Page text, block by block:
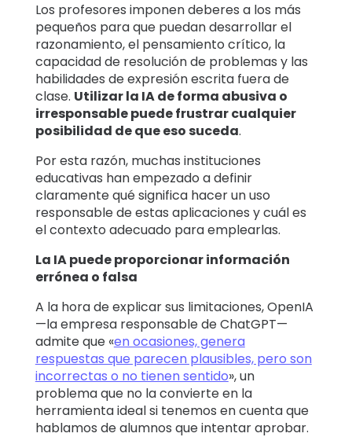
Los profesores imponen deberes a los más
pequeños para que puedan desarrollar el
razonamiento, el pensamiento crítico, la
capacidad de resolución de problemas y las
habilidades de expresión escrita fuera de
clase. Utilizar la IA de forma abusiva o
irresponsable puede frustrar cualquier
posibilidad de que eso suceda.
Por esta razón, muchas instituciones
educativas han empezado a definir
claramente qué significa hacer un uso
responsable de estas aplicaciones y cuál es
el contexto adecuado para emplearlas.
La IA puede proporcionar información
errónea o falsa
A la hora de explicar sus limitaciones, OpenIA
—la empresa responsable de ChatGPT—
admite que «en ocasiones, genera
respuestas que parecen plausibles, pero son
incorrectas o no tienen sentido», un
problema que no la convierte en la
herramienta ideal si tenemos en cuenta que
hablamos de alumnos que intentar aprobar.